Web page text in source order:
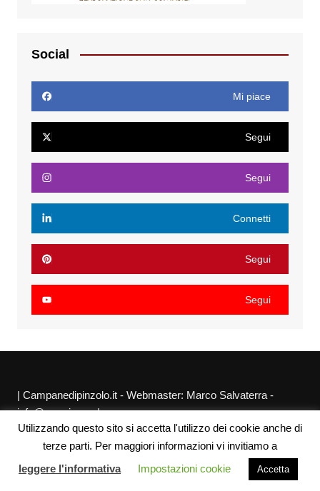
Social
Mi piace
Segui
Segui
Connetti
Segui
Segui
| Campanedipinzolo.it - Webmaster: Marco Salvaterra -
info@agraria.org |
Chi siamo Privacy Policy Sitemap Link utili
Utilizzando questo sito si accetta l'utilizzo dei cookie anche di
terze parti. Per maggiori informazioni vi invitiamo a
leggere l'informativa
Impostazioni cookie Accetta